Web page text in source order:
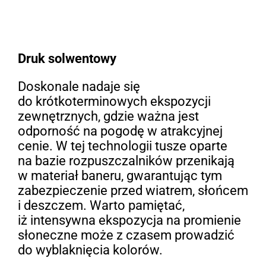
Druk solwentowy
Doskonale nadaje się
do krótkoterminowych ekspozycji
zewnętrznych, gdzie ważna jest
odporność na pogodę w atrakcyjnej
cenie. W tej technologii tusze oparte
na bazie rozpuszczalników przenikają
w materiał baneru, gwarantując tym
zabezpieczenie przed wiatrem, słońcem
i deszczem. Warto pamiętać,
iż intensywna ekspozycja na promienie
słoneczne może z czasem prowadzić
do wyblaknięcia kolorów.